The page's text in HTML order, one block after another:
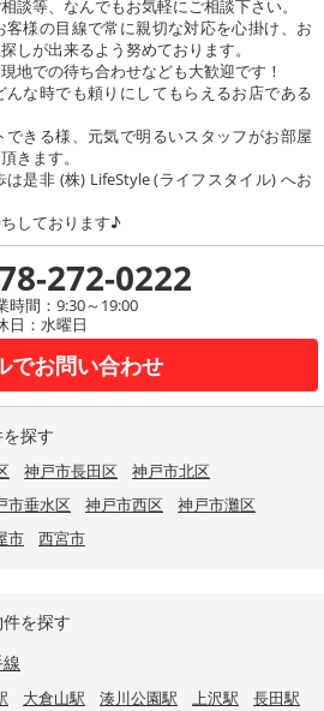
談等、なんでもお気軽にご相談下さい。
様の目線で常に親切な対応を心掛け、お
しが出来るよう努めております。
地での待ち合わせなども大歓迎です！
な時でも頼りにしてもらえるお店である
きる様、元気で明るいスタッフがお部屋
きます。
是非 (株) LifeStyle (ライフスタイル) へお
しております♪
272-0222
時間：9:30～19:00
日：水曜日
でお問い合わせ
探す
神戸市長田区
神戸市北区
市垂水区 神戸市西区
神戸市灘区
市 西宮市
を探す
大倉山駅 湊川公園駅 上沢駅
長田駅